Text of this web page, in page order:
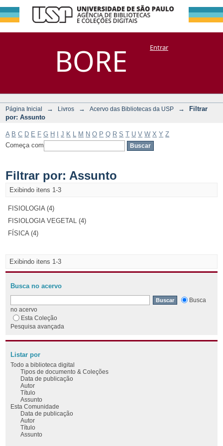
BORE
Filtrar por:
Assunto
DSpace/Manakin + CoriscoEntrar
Página Inicial → Livros → Acervo das Bibliotecas da USP →
Filtrar
por: Assunto
A B C D E F G H J K M N O P Q R S T U V W X Y Z
Começa com
Filtrar por: Assunto
Exibindo itens 1-3
FISIOLOGIA (4)
FISIOLOGIA VEGETAL (4)
FÍSICA (4)
Exibindo itens 1-3
Busca no acervo
Busca
no acervo
Esta Coleção
Pesquisa avançada
Listar por
Todo a biblioteca digital
Tipos de documento & Coleções
Data de publicação
Autor
Título
Assunto
Esta Comunidade
Data de publicação
Autor
Título
Assunto